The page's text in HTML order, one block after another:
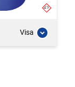
Visa